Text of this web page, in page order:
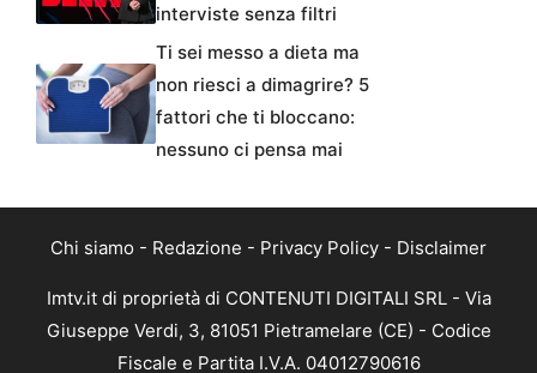
interviste senza filtri
Ti sei messo a dieta ma
non riesci a dimagrire? 5
fattori che ti bloccano:
nessuno ci pensa mai
Chi siamo - Redazione - Privacy Policy - Disclaimer
Imtv.it di proprietà di CONTENUTI DIGITALI SRL - Via
Giuseppe Verdi, 3, 81051 Pietramelare (CE) - Codice
Fiscale e Partita I.V.A. 04012790616